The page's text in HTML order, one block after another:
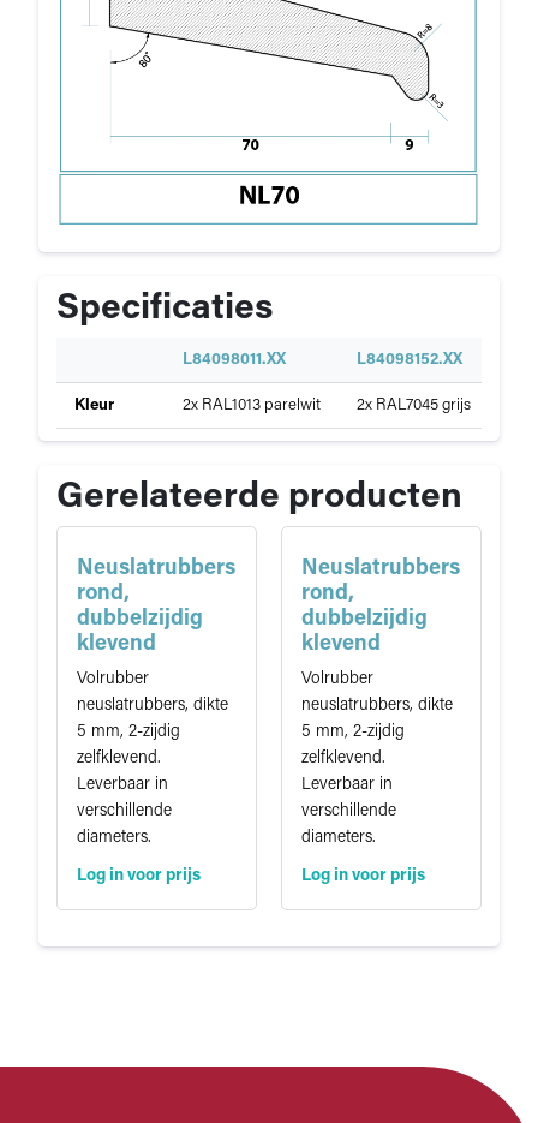
Specificaties
Durodeen
NL70
p
e
c
f
i
a
t
e
L84098011.XX L84098152.XX
Kleur 2x RAL1013 parelwit 2x RAL7045 grijs
Gerelateerde producten
Neuslatrubbers
rond,
dubbelzijdig
klevend
Volrubber
neuslatrubbers, dikte
5 mm, 2-zijdig
zelfklevend.
Leverbaar in
verschillende
diameters.
Log in voor prijs
Neuslatrubbers
rond,
dubbelzijdig
klevend
Volrubber
neuslatrubbers, dikte
5 mm, 2-zijdig
zelfklevend.
Leverbaar in
verschillende
diameters.
Log in voor prijs